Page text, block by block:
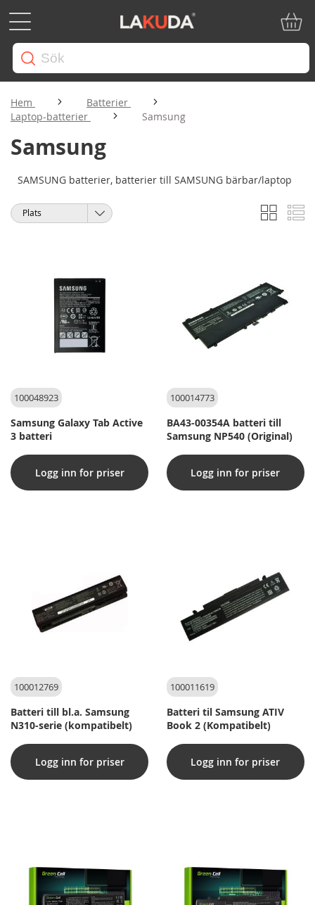
Hem
Batterier
Laptop-batterier
Samsung
Samsung
SAMSUNG batterier, batterier till SAMSUNG bärbar/laptop
Visa
som
Rutnät
Sortera
100048923
Samsung Galaxy Tab Active
3 batteri
Logg inn for priser
100014773
BA43-00354A batteri till
Samsung NP540 (Original)
Logg inn for priser
100012769
Batteri till bl.a. Samsung
N310-serie (kompatibelt)
Logg inn for priser
100011619
Batteri til Samsung ATIV
Book 2 (Kompatibelt)
Logg inn for priser